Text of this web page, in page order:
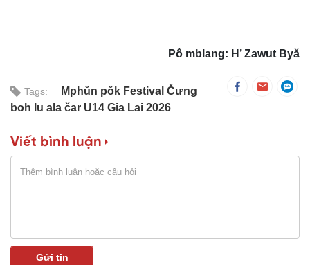
Pô mblang: H’ Zawut Byă
Tags:
Mphŭn pŏk Festival Čưng
boh lu ala čar U14 Gia Lai 2026
Viết bình luận